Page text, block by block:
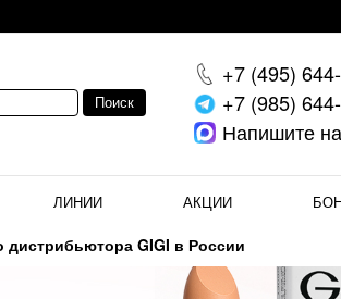
+7 (495)
+7 (985)
Напишите
ЛИНИИ АКЦИИ
дистрибьютора GIGI в России